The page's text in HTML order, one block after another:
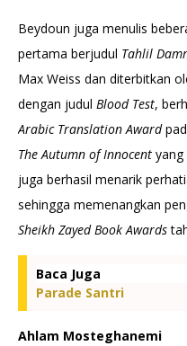
Beydoun juga menulis
pertama berjudul Tahlil
Max Weiss dan diterbitkan
dengan judul Blood Test,
Arabic Translation Award
The Autumn of Innocent yang
juga berhasil menarik
sehingga memenangkan
Sheikh Zayed Book Awards
Baca Juga
Parade Santri
Ahlam Mosteghanemi